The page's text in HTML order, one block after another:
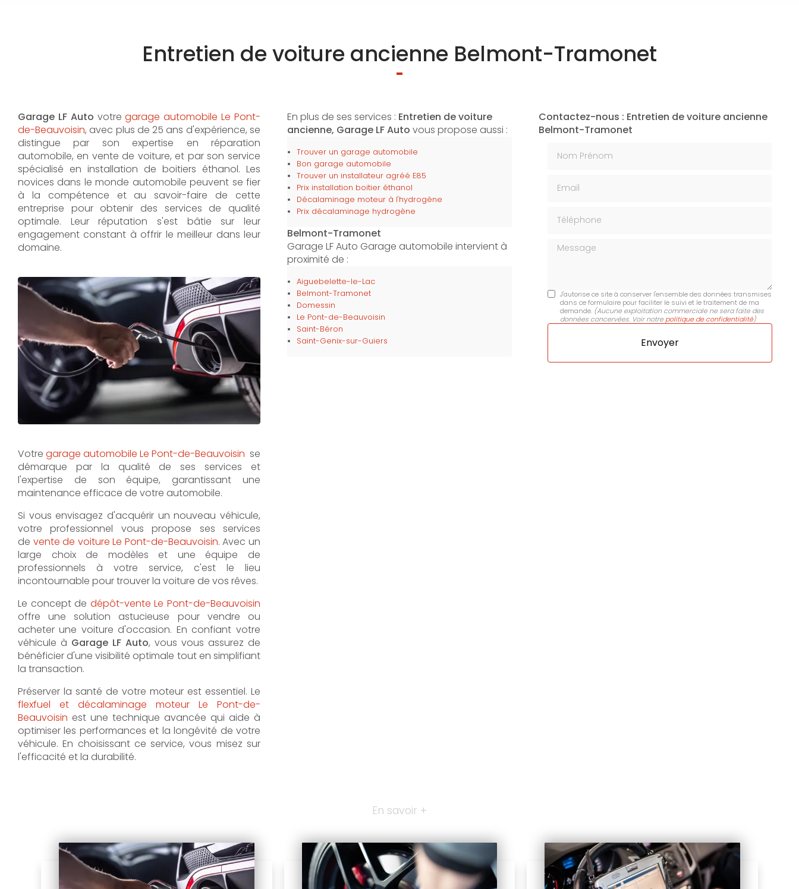
Entretien de voiture ancienne Belmont-Tramonet
Garage LF Auto votregarage automobile Le Pont-
de-Beauvoisin, avec plus de 25 ans d'expérience, se
distingue par son expertise en réparation
automobile, en vente de voiture, et par son service
spécialisé en installation de boitiers éthanol. Les
novices dans le monde automobile peuvent se fier
à la compétence et au savoir-faire de cette
entreprise pour obtenir des services de qualité
optimale. Leur réputation s'est bâtie sur leur
engagement constant à offrir le meilleur dans leur
domaine.
Votre garage automobile Le Pont-de-Beauvoisin se
démarque par la qualité de ses services et
l'expertise de son équipe, garantissant une
maintenance efficace de votre automobile.
Si vous envisagez d'acquérir un nouveau véhicule,
votre professionnel vous propose ses services
de vente de voiture Le Pont-de-Beauvoisin. Avec un
large choix de modèles et une équipe de
professionnels à votre service, c'est le lieu
incontournable pour trouver la voiture de vos rêves.
Le concept de dépôt-vente Le Pont-de-Beauvoisin
offre une solution astucieuse pour vendre ou
acheter une voiture d'occasion. En confiant votre
véhicule à Garage LF Auto, vous vous assurez de
bénéficier d'une visibilité optimale tout en simplifiant
la transaction.
Préserver la santé de votre moteur est essentiel. Le
flexfuel et décalaminage moteur Le Pont-de-
Beauvoisin est une technique avancée qui aide à
optimiser les performances et la longévité de votre
véhicule. En choisissant ce service, vous misez sur
l'efficacité et la durabilité.
En plus de ses services : Entretien de voiture
ancienne, Garage LF Auto vous propose aussi :
Trouver un garage automobile
Bon garage automobile
Trouver un installateur agréé E85
Prix installation boitier éthanol
Décalaminage moteur à l'hydrogène
Prix décalaminage hydrogène
Belmont-Tramonet
Garage LF Auto Garage automobile intervient à
proximité de :
Aiguebelette-le-Lac
Belmont-Tramonet
Domessin
Le Pont-de-Beauvoisin
Saint-Béron
Saint-Genix-sur-Guiers
Contactez-nous : Entretien de voiture ancienne
Belmont-Tramonet
Message
J'autorise ce site à conserver l'ensemble des données transmises
dans ce formulaire pour faciliter le suivi et le traitement de ma
demande. (Aucune exploitation commerciale ne sera faite des
données concervées. Voir notre politique de confidentialité)
En savoir +